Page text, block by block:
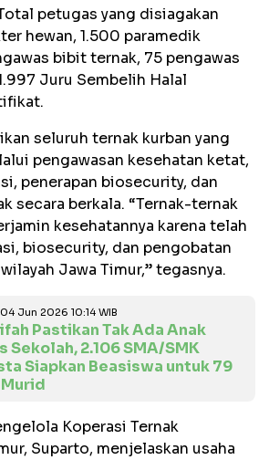
petugas yang disiagakan
hewan, 1.500 paramedik
bibit ternak, 75 pengawas
Juru Sembelih Halal
seluruh ternak kurban yang
pengawasan kesehatan ketat,
penerapan biosecurity, dan
secara berkala. “Ternak-ternak
kesehatannya karena telah
biosecurity, dan pengobatan
Jawa Timur,” tegasnya.
Jun 2026 10:14 WIB
Pastikan Tak Ada Anak
Sekolah, 2.106 SMA/SMK
Siapkan Beasiswa untuk 79
Koperasi Ternak
Suparto, menjelaskan usaha